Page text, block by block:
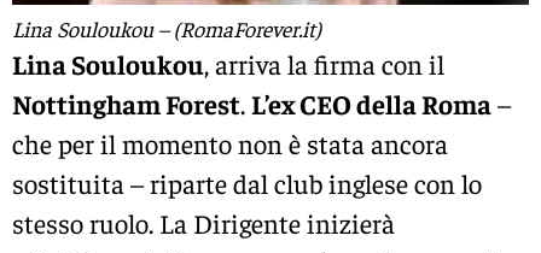
Lina Souloukou – (RomaForever.it)
Lina Souloukou, arriva la firma con il
Nottingham Forest.L’ex CEO della Roma–
che per il momento non è stata ancora
sostituita – riparte dal club inglese con lo
stesso ruolo. La Dirigente inizierà